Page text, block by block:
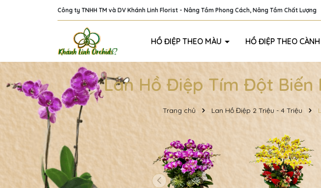
Công ty TNHH TM và DV Khánh Linh Florist - Nâng Tầm Phong Cách, Nâng Tầm Chất Lượng
HỒ ĐIỆP THEO MÀU HỒ ĐIỆP THEO CÀNH
Lan Hồ Điệp Tím Đột Biến
Trang chủ Lan Hồ Điệp 2 Triệu - 4 Triệu